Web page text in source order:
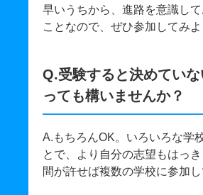
早いうちから、進路を意識し
ことなので、ぜひ参加してみよ
Q.受験すると決めてい
っても構いませんか？
A.もちろんOK。いろいろな学
とで、より自分の志望もはっ
間が許せば複数の学校に参加し